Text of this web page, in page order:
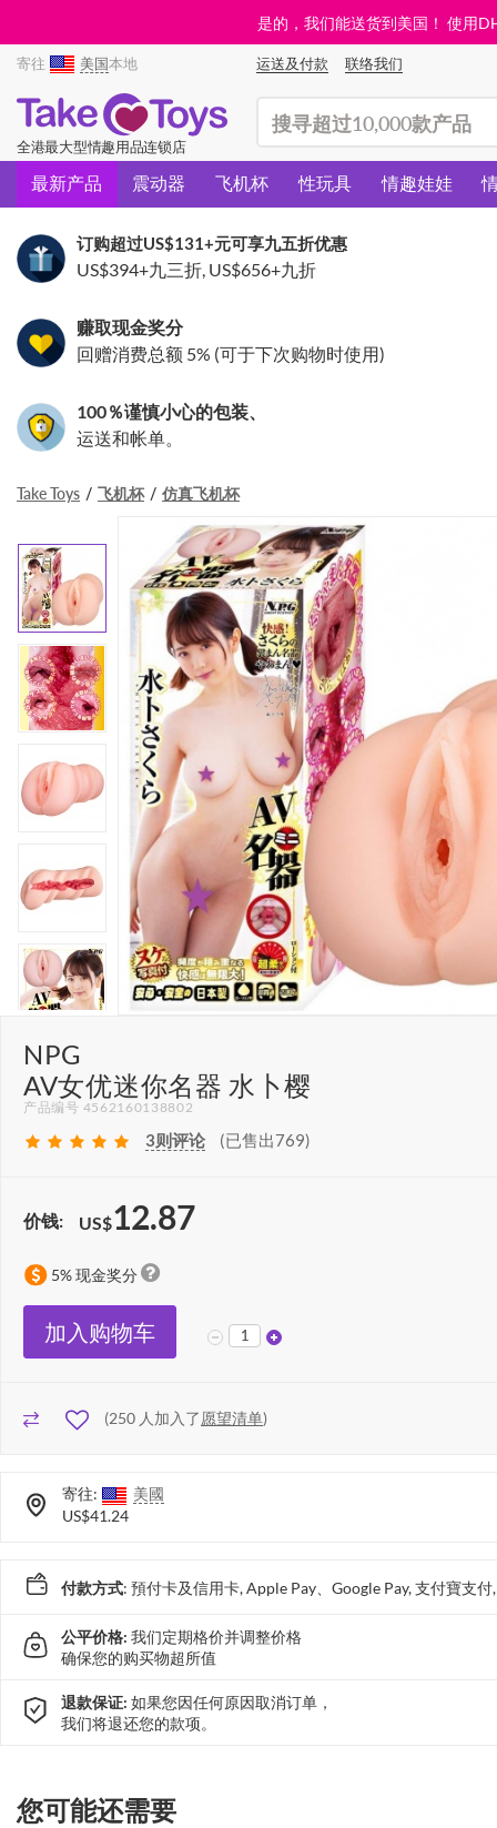
是的，我们能送货到美国！ 使用
寄往 美国本地 运送及付款 联络我们
全港最大型情趣用品连锁店
最新产品 震动器 飞机杯 性玩具 情趣娃娃
订购超过US$131+元可享九五折优惠
US$394+九三折, US$656+九折
赚取现金奖分
回赠消费总额 5% (可于下次购物时使用)
100％谨慎小心的包装、
运送和帐单。
Take Toys 飞机杯 仿真飞机杯
NPG
AV女优迷你名器 水卜樱
产品编号 4562160138802
3则评论 (已售出769)
价钱: US$12.87
5% 现金奖分
加入购物车
(250 人加入了愿望清单)
寄往:
美國
US$41.24
付款方式: 預付卡及信用卡, Apple Pay、Google Pay, 支付寶支
公平价格: 我们定期格价并调整价格
确保您的购买物超所值
退款保证: 如果您因任何原因取消订单，
我们将退还您的款项。
您可能还需要